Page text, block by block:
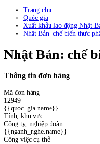
Trang chủ
Quốc gia
Xuất khẩu lao động Nhật
Nhật Bản: chế biến thực
Nhật Bản: chế
Thông tin đơn hàng
Mã đơn hàng
12949
{{quoc_gia.name}}
Tỉnh, khu vực
Công ty, nghiệp đoàn
{{nganh_nghe.name}}
Công việc cụ thể